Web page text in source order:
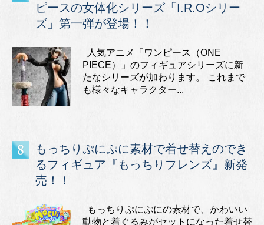
ピースの女体化シリーズ「I.R.Oシリー
ズ」第一弾が登場！！
人気アニメ「ワンピース（ONE
PIECE）」のフィギュアシリーズに新
たなシリーズが加わります。 これまで
も様々なキャラクター...
もっちりぷにぷに素材で着せ替えのでき
るフィギュア『もっちりフレンズ』新発
売！！
もっちりぷにぷにの素材で、かわいい
動物と着ぐるみがセットになった着せ替